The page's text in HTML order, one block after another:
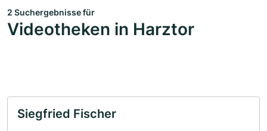
2 Suchergebnisse für
Videotheken in Harztor
Siegfried Fischer